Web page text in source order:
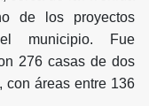
de los proyectos
municipio. Fue
276 casas de dos
con áreas entre 136